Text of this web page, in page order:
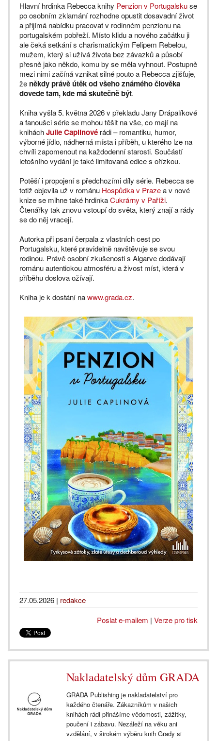
Hlavní hrdinka Rebecca knihy Penzion v Portugalskuse
po osobním zklamání rozhodne opustit dosavadní život
a přijímá nabídku pracovat v rodinném penzionu na
portugalském pobřeží. Místo klidu a nového začátku ji
ale čeká setkání s charismatickým Felipem Rebelou,
mužem, který si užívá života bez závazků a působí
přesně jako někdo, komu by se měla vyhnout. Postupně
mezi nimi začíná vznikat silné pouto a Rebecca zjišťuje,
že někdy právě útěk od všeho známého člověka
dovede tam, kde má skutečně být.
Kniha vyšla 5. května 2026 v překladu Jany Drápalíkové
a fanoušci série se mohou těšit na vše, co mají na
kniháchJulie Caplinové rádi – romantiku, humor,
výborné jídlo, nádherná místa i příběh, u kterého lze na
chvíli zapomenout na každodenní starosti. Součástí
letošního vydání je také limitovaná edice s ořízkou.
Potěší i propojení s předchozími díly série. Rebecca se
totiž objevila už v románu Hospůdka v Prazea v nové
knize se mihne také hrdinkaCukrárny v Paříži.
Čtenářky tak znovu vstoupí do světa, který znají a rády
se do něj vracejí.
Autorka při psaní čerpala z vlastních cest po
Portugalsku, které pravidelně navštěvuje se svou
rodinou. Právě osobní zkušenosti s Algarve dodávají
románu autentickou atmosféru a živost míst, která v
příběhu doslova ožívají.
Kniha je k dostání nawww.grada.cz.
27.05.2026 | redakce
Poslat e-mailem | Verze pro tisk
Nakladatelský dům GRADA
GRADA Publishing je nakladatelství pro
každého čtenáře. Zákazníkům v našich
knihách rádi přinášíme vědomosti, zážitky,
poučení i zábavu. Nezáleží na věku ani
vzdělání, v širokém výběru knih Grady si